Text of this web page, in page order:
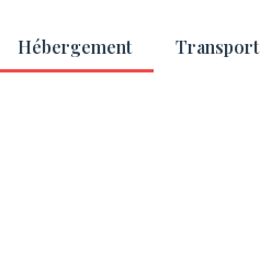
Hébergement Transport